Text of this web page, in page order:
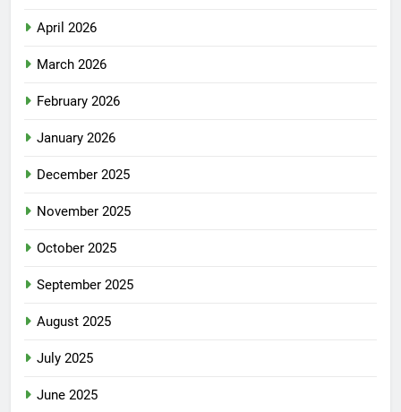
April 2026
March 2026
February 2026
January 2026
December 2025
November 2025
October 2025
September 2025
August 2025
July 2025
June 2025